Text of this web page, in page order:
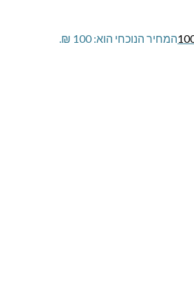
המחיר הנוכחי הוא: 100 ₪.